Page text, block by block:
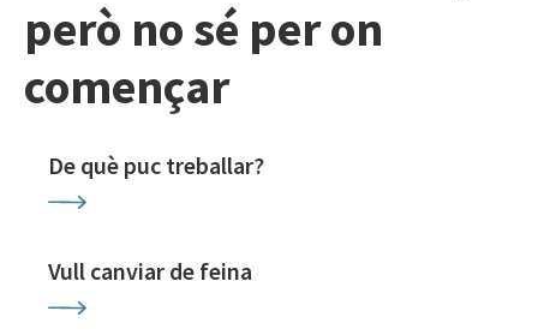
però no sé per on
començar
De què puc treballar?
Vull canviar de feina